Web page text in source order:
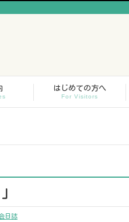
はじめての方へ
For Visitors
日誌